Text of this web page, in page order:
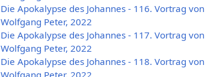
Die Apokalypse des Johannes - 116. Vortrag von
Wolfgang Peter, 2022
Die Apokalypse des Johannes - 117. Vortrag von
Wolfgang Peter, 2022
Die Apokalypse des Johannes - 118. Vortrag von